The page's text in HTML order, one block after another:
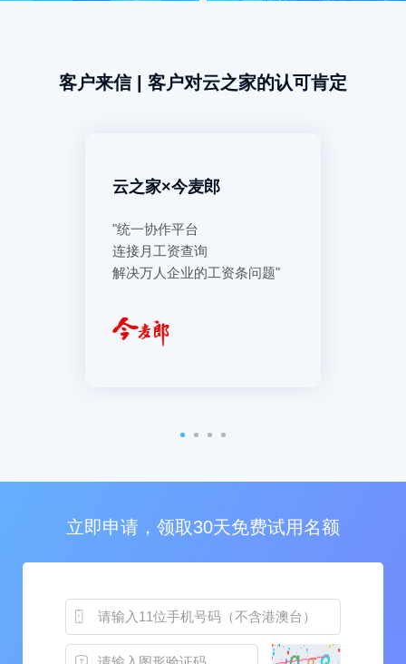
客户来信 | 客户对云之家的认可肯定
云之家×今麦郎
"统一协作平台
连接月工资查询
解决万人企业的工资条问题"
立即申请，领取30天免费试用名额